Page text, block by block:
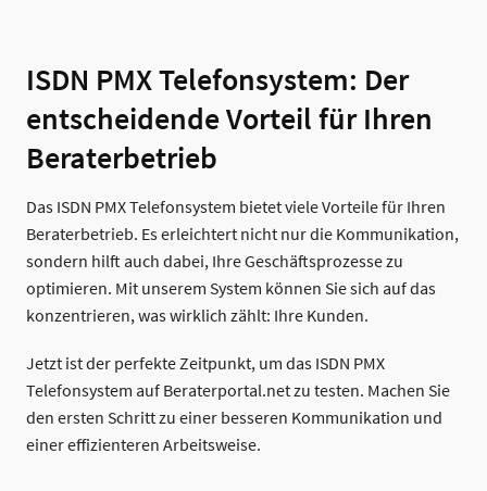
ISDN PMX Telefonsystem: Der
entscheidende Vorteil für Ihren
Beraterbetrieb
Das ISDN PMX Telefonsystem bietet viele Vorteile für Ihren
Beraterbetrieb. Es erleichtert nicht nur die Kommunikation,
sondern hilft auch dabei, Ihre Geschäftsprozesse zu
optimieren. Mit unserem System können Sie sich auf das
konzentrieren, was wirklich zählt: Ihre Kunden.
Jetzt ist der perfekte Zeitpunkt, um das ISDN PMX
Telefonsystem auf Beraterportal.net zu testen. Machen Sie
den ersten Schritt zu einer besseren Kommunikation und
einer effizienteren Arbeitsweise.